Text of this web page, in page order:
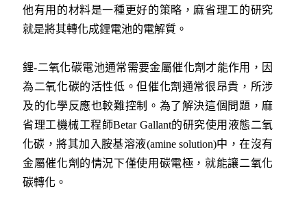
他有用的材料是一種更好的策略，麻省理工的研究
就是將其轉化成鋰電池的電解質。
鋰-二氧化碳電池通常需要金屬催化劑才能作用，因
為二氧化碳的活性低。但催化劑通常很昂貴，所涉
及的化學反應也較難控制。為了解決這個問題，麻
省理工機械工程師Betar Gallant的研究使用液態二氧
化碳，將其加入胺基溶液(amine solution)中，在沒有
金屬催化劑的情況下僅使用碳電極，就能讓二氧化
碳轉化。